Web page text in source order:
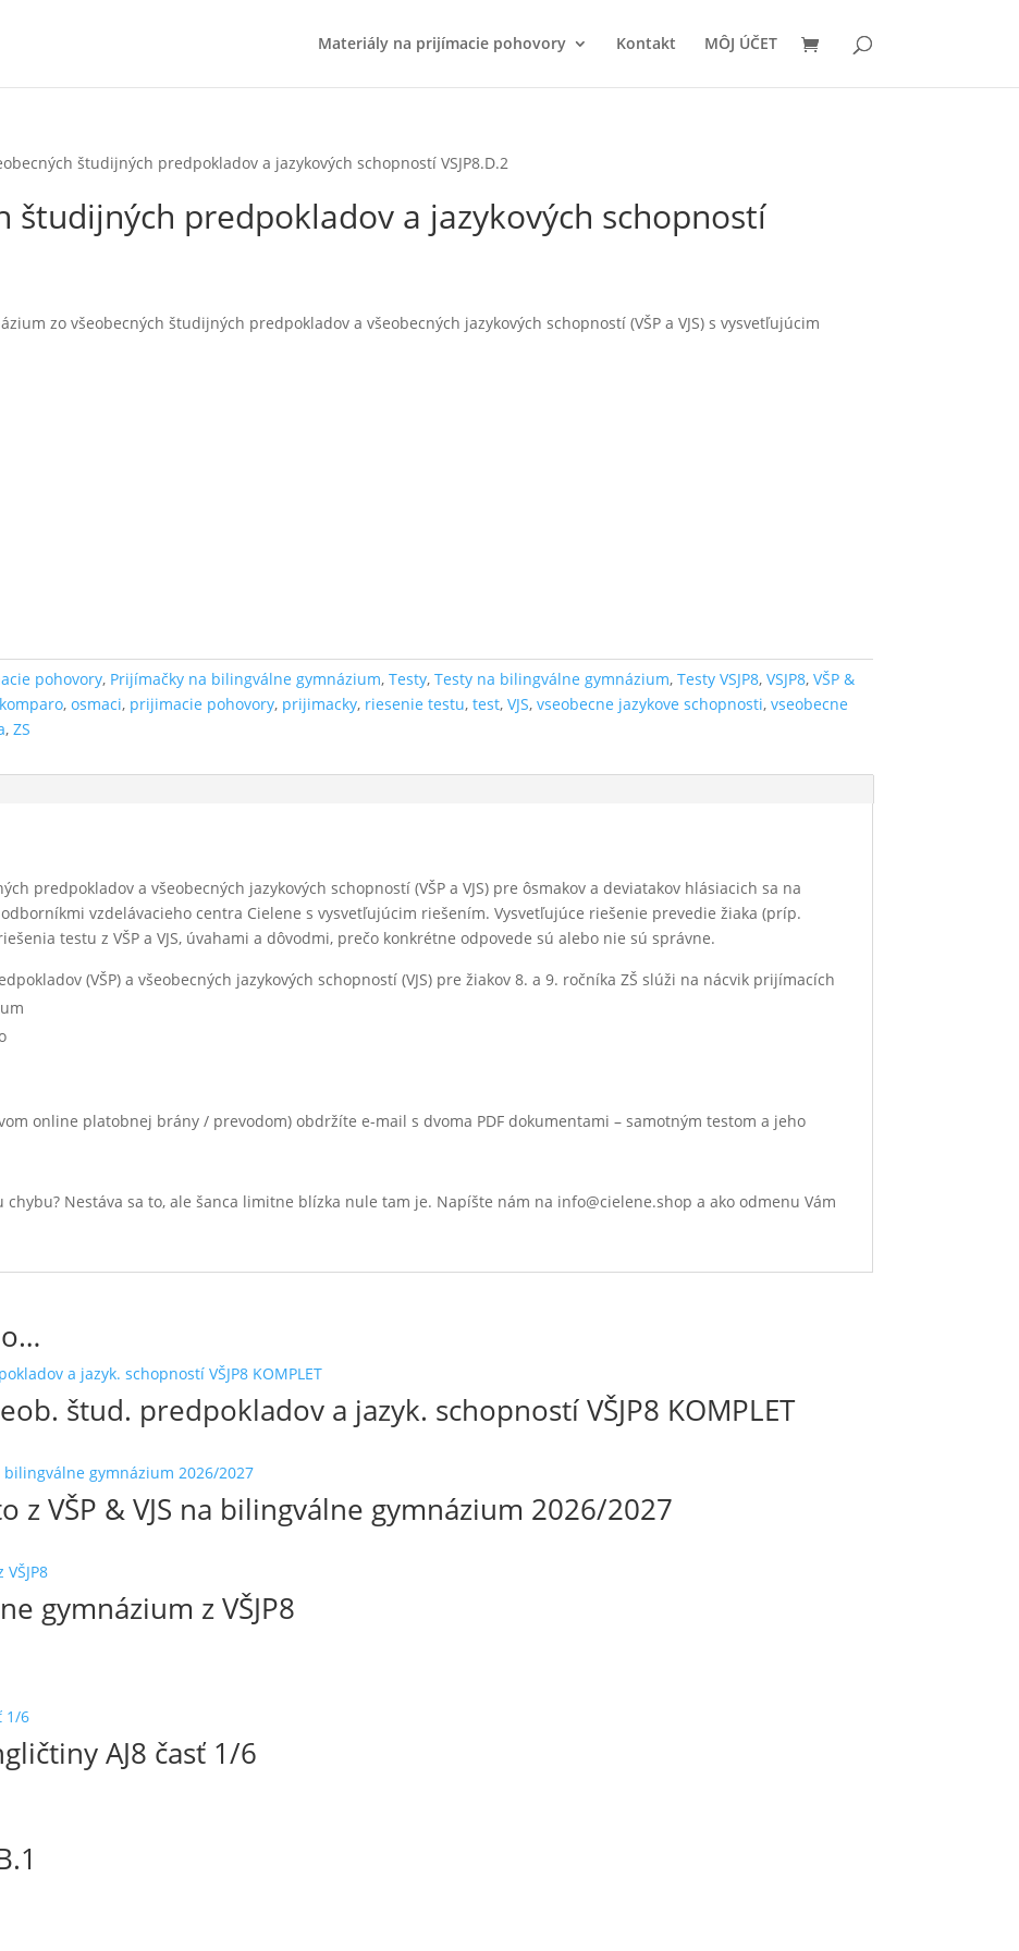
Materiály na prijímacie pohovory Kontakt MÔJ ÚČET
študijných predpokladov a jazykových schopností VSJP8.D.2
študijných predpokladov a jazykových schopností
zo všeobecných študijných predpokladov a všeobecných jazykových schopností (VŠP a VJS) s vysvetľujúcim
pohovory, Prijímačky na bilingválne gymnázium,Testy,Testy na bilingválne gymnázium,Testy VSJP8,VSJP8,VŠP &
komparo,osmaci, prijimacie pohovory, prijimacky, riesenie testu,test,VJS,vseobecne jazykove schopnosti,vseobecne
,ZS
predpokladov a všeobecných jazykových schopností (VŠP a VJS) pre ôsmakov a deviatakov hlásiacich sa na
vzdelávacieho centra Cielene s vysvetľujúcim riešením. Vysvetľujúce riešenie prevedie žiaka (príp.
testu z VŠP a VJS, úvahami a dôvodmi, prečo konkrétne odpovede sú alebo nie sú správne.
(VŠP) a všeobecných jazykových schopností (VJS) pre žiakov 8. a 9. ročníka ZŠ slúži na nácvik prijímacích
online platobnej brány / prevodom) obdržíte e-mail s dvoma PDF dokumentami – samotným testom a jeho
Nestáva sa to, ale šanca limitne blízka nule tam je. Napíšte nám na info@cielene.shop a ako odmenu Vám
štud. predpokladov a jazyk. schopností VŠJP8 KOMPLET
z VŠP & VJS na bilingválne gymnázium 2026/2027
gymnázium z VŠJP8
AJ8 časť 1/6